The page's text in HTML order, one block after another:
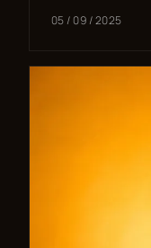
05 / 09 / 2025